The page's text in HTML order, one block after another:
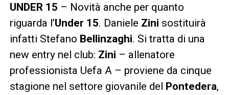
UNDER 15 – Novità anche per quanto
riguarda l’Under 15. Daniele Zini sostituirà
infatti Stefano Bellinzaghi. Si tratta di una
new entry nel club: Zini – allenatore
professionista Uefa A – proviene da cinque
stagione nel settore giovanile del Pontedera,